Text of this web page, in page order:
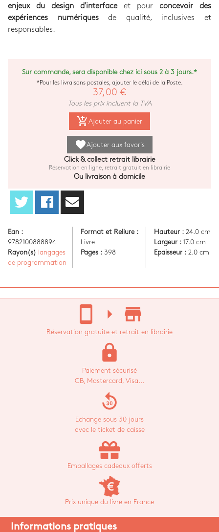
enjeux du design d'interfaceet pour concevoir des
expériences numériquesde qualité, inclusives et
responsables.
Sur commande, sera disponible chez ici sous 2 à 3 jours.*
*Pour les livraisons postales, ajouter le délai de la Poste.
37,00 €
Tous les prix incluent la TVA
add_shopping_cart Ajouter au panier
favoriteAjouter aux favoris
Click & collect retrait librairie
Réservation en ligne, retrait gratuit en librairie
Ou livraison à domicile
Ean :
9782100888894
Rayon(s)
langages
de programmation
Format et Reliure :
Livre
Pages : 398
Hauteur :24.0 cm
Largeur :17.0 cm
Epaisseur :2.0 cm
stay_current_portrait arrow_right store_mall_directory
Réservation gratuite et retrait en librairie
lock
Paiement sécurisé
CB, Mastercard, Visa...
replay_30
Echange sous 30 jours
avec le ticket de caisse
Emballages cadeaux offerts
Prix unique du livre en France
Informations pratiques